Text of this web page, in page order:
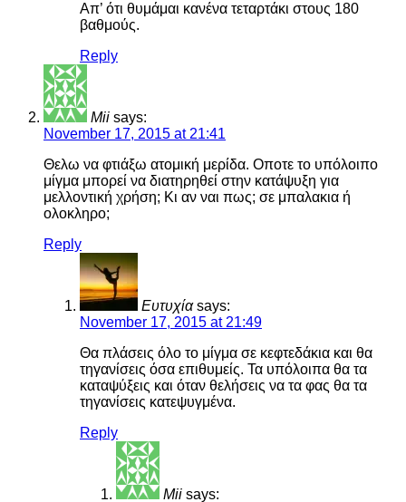
Απ’ ότι θυμάμαι κανένα τεταρτάκι στους 180
βαθμούς.
Reply
Mii says:
November 17, 2015 at 21:41
Θελω να φτιάξω ατομική μερίδα. Οποτε το υπόλοιπο
μίγμα μπορεί να διατηρηθεί στην κατάψυξη για
μελλοντική χρήση; Κι αν ναι πως; σε μπαλακια ή
ολοκληρο;
Reply
Ευτυχία says:
November 17, 2015 at 21:49
Θα πλάσεις όλο το μίγμα σε κεφτεδάκια και θα
τηγανίσεις όσα επιθυμείς. Τα υπόλοιπα θα τα
καταψύξεις και όταν θελήσεις να τα φας θα τα
τηγανίσεις κατεψυγμένα.
Reply
Mii says: